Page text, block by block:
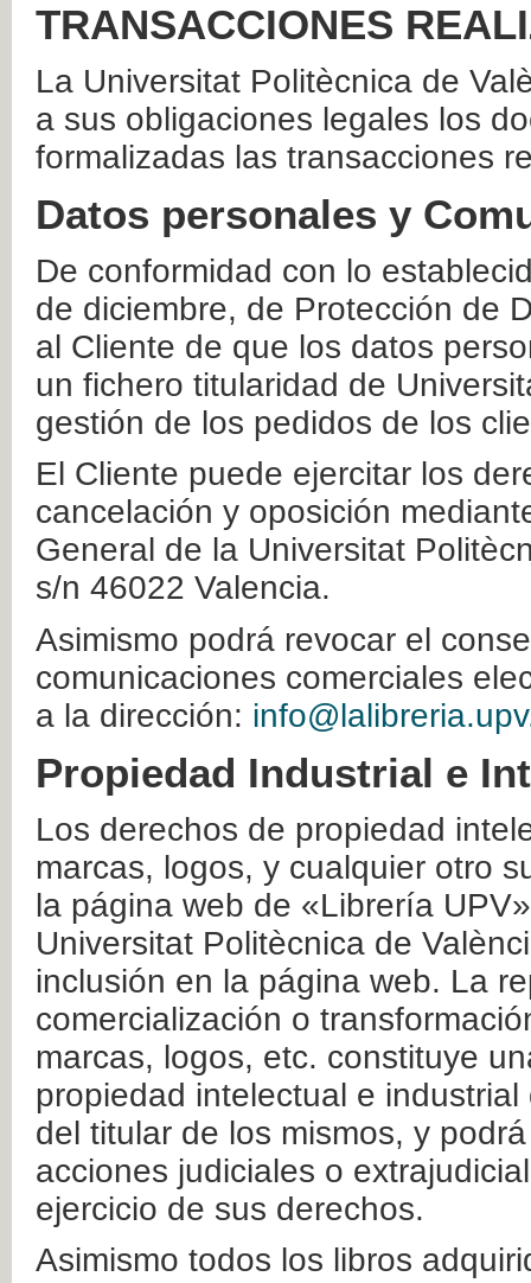
TRANSACCIONES
La Universitat Politècnica de
a sus obligaciones legales los
formalizadas las transacciones
Datos personales y
De conformidad con lo
de diciembre, de Protección de
al Cliente de que los datos
un fichero titularidad de
gestión de los pedidos de los
El Cliente puede ejercitar los
cancelación y oposición
General de la Universitat
s/n 46022 Valencia.
Asimismo podrá revocar el
comunicaciones comerciales
a la dirección:
Propiedad Industrial e
Los derechos de propiedad
marcas, logos, y cualquier otro
la página web de «Librería
Universitat Politècnica de
inclusión en la página web. La
comercialización o
marcas, logos, etc. constituye
propiedad intelectual e
del titular de los mismos, y
acciones judiciales o
ejercicio de sus derechos.
Asimismo todos los libros